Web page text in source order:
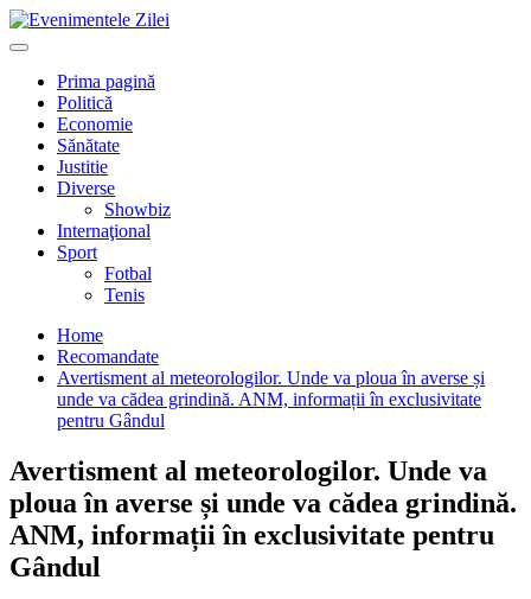
Mergi
la
Primary
Prima pagină
Politică
Economie
Sănătate
Justitie
Diverse
Showbiz
Internaţional
Sport
Fotbal
Tenis
Home
Recomandate
Avertisment al meteorologilor. Unde va ploua în averse și
unde va cădea grindină. ANM, informații în exclusivitate
pentru Gândul
Avertisment al meteorologilor. Unde va
ploua în averse și unde va cădea grindină.
ANM, informații în exclusivitate pentru
Gândul